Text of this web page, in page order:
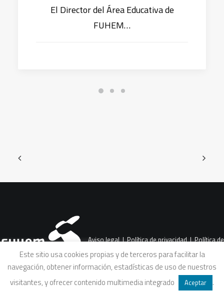
El Director del Área Educativa de
FUHEM…
Aviso legal|Política de privacidad|Política de
Este sitio usa cookies propias y de terceros para facilitar la
navegación, obtener información, estadísticas de uso de nuestros
visitantes, y ofrecer contenido multimedia integrado
Aceptar .